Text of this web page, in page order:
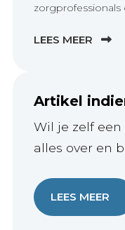
zorgprofessionals
LEES MEER
Artikel
Wil je zelf
alles over en
LEES MEER